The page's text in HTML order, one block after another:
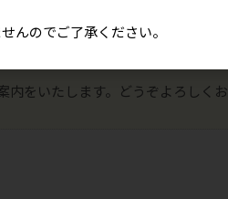
しては、ご登録いただいておりま
んので、NP掛け払いへの変更手
をいたします。どうぞよろしくお
んのでご了承ください。